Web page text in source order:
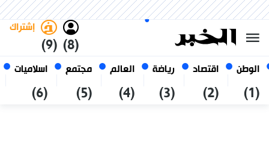
الوطن
(1)
اقتصاد
(2)
رياضة
(3)
العالم
(4)
مجتمع
(5)
اسلاميات
(6)
(8)
إشتراك
(9)
07 أغسطس 2026
الجزائر